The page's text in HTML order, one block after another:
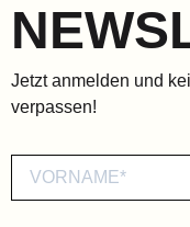
Jetzt anmelden und
verpassen!